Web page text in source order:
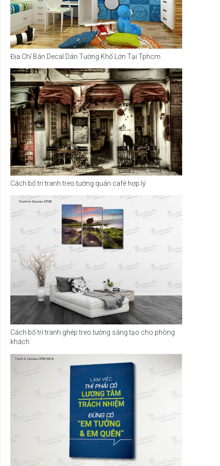
Địa Chỉ Bán Decal Dán Tường Khổ Lớn Tại Tphcm
Cách bố trí tranh treo tường quán café hợp lý
Cách bố trí tranh ghép treo tường sáng tạo cho phòng
khách